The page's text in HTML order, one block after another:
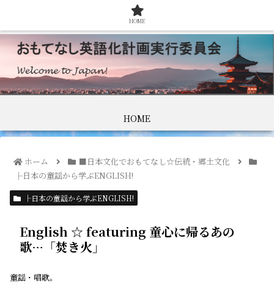
HOME
ホーム
■日本文化でおもてなし☆伝統・郷土文化
├日本の童謡から学ぶENGLISH!
├日本の童謡から学ぶENGLISH!
English ☆ featuring 童心に帰るあの
歌…「焚き火」
童謡・唱歌。
HOME